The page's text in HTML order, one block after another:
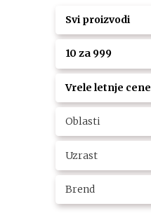
Svi proizvodi
10 za 999
Vrele letnje cene
Oblasti
Uzrast
Brend